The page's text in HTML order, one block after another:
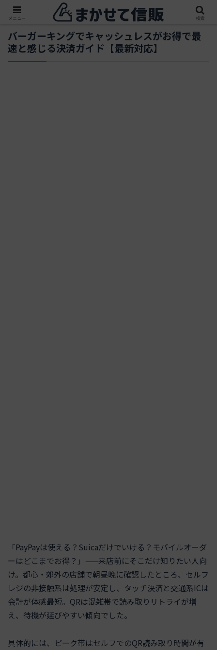
バーガーキングでキャッシュレスがお得で最
速と感じる決済ガイド【最新対応】
「PayPayは使える？Suicaだけでいける？モバイルオーダ
ーはどこまでお得？」——来店前にそこだけ知りたい人向
け。都心・郊外の店舗で朝昼晩に確認したところ、セルフ
レジの非接触系は処理が安定し、タッチ決済と交通系ICは
会計が体感最短。QRは混雑帯で読み取りリトライが増
え、待機が延びやすい傾向でした。
具体的には、ピーク帯はセルフでのQR読み取り時間が有
メニュー 検索